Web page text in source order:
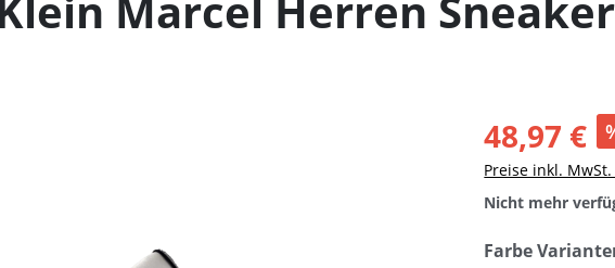
48,97 €
Preise inkl.
Nicht mehr
Farbe